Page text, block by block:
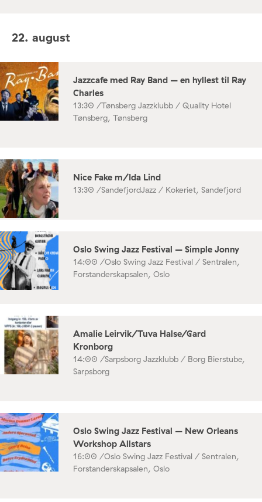
22. august
Jazzcafe med Ray Band – en hyllest til Ray
Charles
13:30 /Tønsberg Jazzklubb / Quality Hotel
Tønsberg, Tønsberg
Nice Fake m/Ida Lind
13:30 /SandefjordJazz / Kokeriet, Sandefjord
Oslo Swing Jazz Festival – Simple Jonny
14:00 /Oslo Swing Jazz Festival / Sentralen,
Forstanderskapsalen, Oslo
Amalie Leirvik/Tuva Halse/Gard
Kronborg
14:00 /Sarpsborg Jazzklubb / Borg Bierstube,
Sarpsborg
Oslo Swing Jazz Festival – New Orleans
Workshop Allstars
16:00 /Oslo Swing Jazz Festival / Sentralen,
Forstanderskapsalen, Oslo